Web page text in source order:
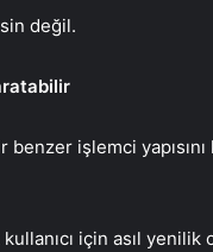
değil.
benzer işlemci
için asıl yenilik